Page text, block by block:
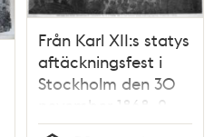
Från Karl XII:s statys
aftäckningsfest i
Stockholm den 30
november 1868. 2.
Upsala studentkårs